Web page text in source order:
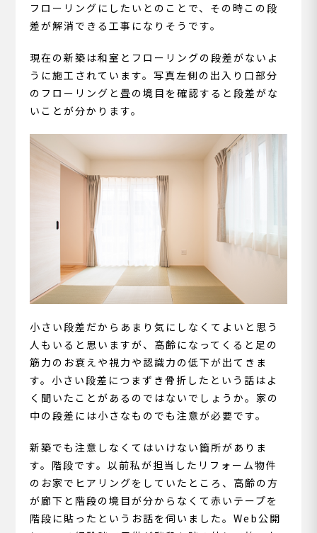
フローリングにしたいとのことで、その時この段
差が解消できる工事になりそうです。
現在の新築は和室とフローリングの段差がないよ
うに施工されています。写真左側の出入り口部分
のフローリングと畳の境目を確認すると段差がな
いことが分かります。
小さい段差だからあまり気にしなくてよいと思う
人もいると思いますが、高齢になってくると足の
筋力のお衰えや視力や認識力の低下が出てきま
す。小さい段差につまずき骨折したという話はよ
く聞いたことがあるのではないでしょうか。家の
中の段差には小さなものでも注意が必要です。
新築でも注意しなくてはいけない箇所がありま
す。階段です。以前私が担当したリフォーム物件
のお家でヒアリングをしていたところ、高齢の方
が廊下と階段の境目が分からなくて赤いテープを
階段に貼ったというお話を伺いました。Web公開